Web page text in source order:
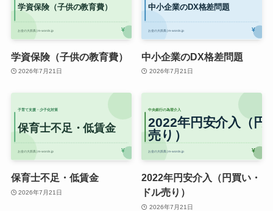
学資保険（子供の教育費）
2026年7月21日
中小企業のDX格差問題
2026年7月21日
保育士不足・低賃金
2026年7月21日
2022年円安介入（円買い・
ドル売り）
2026年7月21日